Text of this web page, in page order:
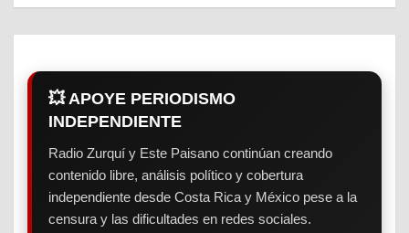
💥 APOYE PERIODISMO
INDEPENDIENTE
Radio Zurquí y Este Paisano continúan creando
contenido libre, análisis político y cobertura
independiente desde Costa Rica y México pese a la
censura y las dificultades en redes sociales.